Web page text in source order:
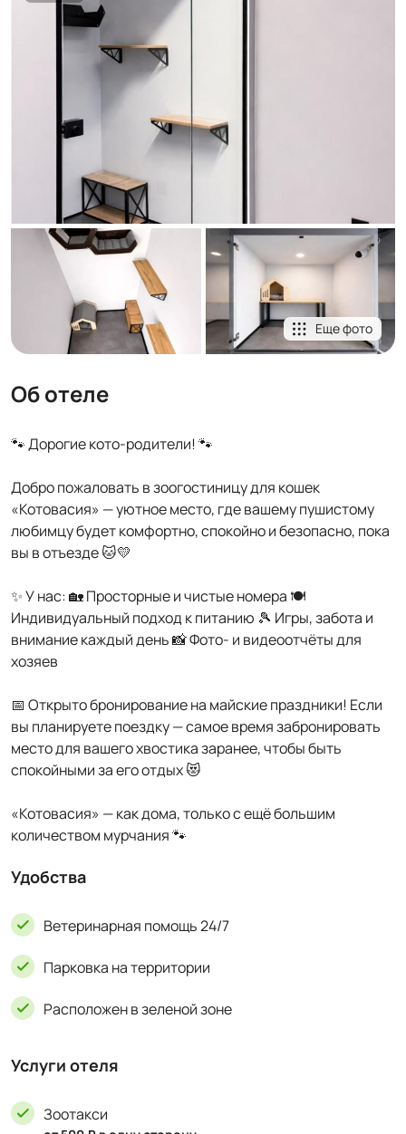
Еще фото
Об отеле
🐾 Дорогие кото-родители! 🐾
Добро пожаловать в зоогостиницу для кошек
«Котовасия» — уютное место, где вашему пушистому
любимцу будет комфортно, спокойно и безопасно, пока
вы в отъезде 🐱💛
✨ У нас: 🏡 Просторные и чистые номера 🍽
Индивидуальный подход к питанию 🎾 Игры, забота и
внимание каждый день 📸 Фото- и видеоотчёты для
хозяев
📅 Открыто бронирование на майские праздники! Если
вы планируете поездку — самое время забронировать
место для вашего хвостика заранее, чтобы быть
спокойными за его отдых 😻
«Котовасия» — как дома, только с ещё большим
количеством мурчания 🐾
Удобства
Ветеринарная помощь 24/7
Парковка на территории
Расположен в зеленой зоне
Услуги отеля
Зоотакси